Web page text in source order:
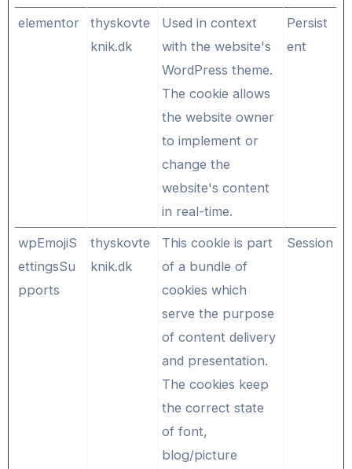
elementor
thyskovte
knik.dk
Used in context
with the website's
WordPress theme.
The cookie allows
the website owner
to implement or
change the
website's content
in real-time.
Persist
ent
wpEmojiS
ettingsSu
pports
thyskovte
knik.dk
This cookie is part
of a bundle of
cookies which
serve the purpose
of content delivery
and presentation.
The cookies keep
the correct state
of font,
blog/picture
Session